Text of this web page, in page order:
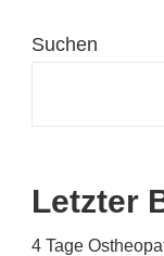
Suchen
Letzter
4 Tage